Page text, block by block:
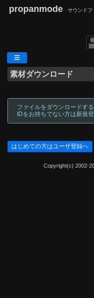
propanmode サウンドフ
素材ダウンロード
ファイルをダウンロードす
IDをお持ちでない方は新規
はじめての方はユーザ登録へ
Copyright(c) 2002-